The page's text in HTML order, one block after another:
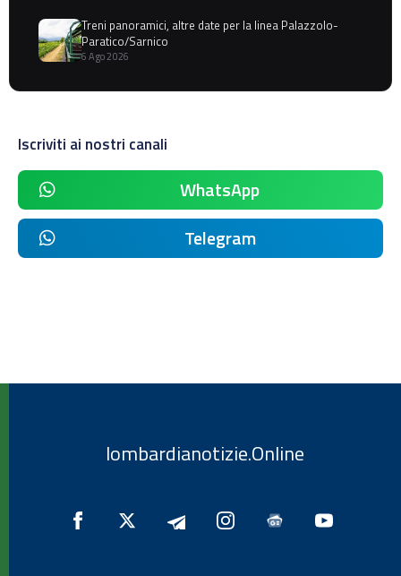
Treni panoramici, altre date per la linea Palazzolo-
Paratico/Sarnico
6 Ago 2026
Iscriviti ai nostri canali
WhatsApp
Telegram
lombardianotizie.Online